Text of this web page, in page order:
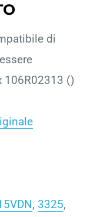
di
106R02313 ()
, 3325,